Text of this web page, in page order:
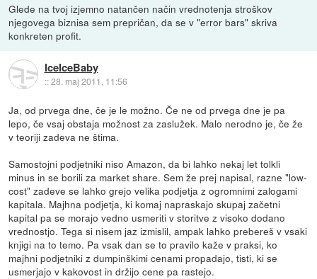
Glede na tvoj izjemno natančen način vrednotenja stroškov
njegovega biznisa sem prepričan, da se v "error bars" skriva
konkreten profit.
IceIceBaby
::28. maj 2011, 11:56
Ja, od prvega dne, če je le možno. Če ne od prvega dne je pa
lepo, če vsaj obstaja možnost za zaslužek. Malo nerodno je, če že
v teoriji zadeva ne štima.
Samostojni podjetniki niso Amazon, da bi lahko nekaj let tolkli
minus in se borili za market share. Sem že prej napisal, razne "low-
cost" zadeve se lahko grejo velika podjetja z ogromnimi zalogami
kapitala. Majhna podjetja, ki komaj napraskajo skupaj začetni
kapital pa se morajo vedno usmeriti v storitve z visoko dodano
vrednostjo. Tega si nisem jaz izmislil, ampak lahko prebereš v vsaki
knjigi na to temo. Pa vsak dan se to pravilo kaže v praksi, ko
majhni podjetniki z dumpinškimi cenami propadajo, tisti, ki se
usmerjajo v kakovost in držijo cene pa rastejo.